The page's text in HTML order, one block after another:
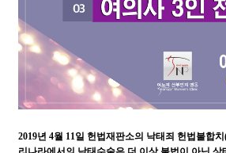
2019년 4월 11일 헌법재판소의 낙태죄 헌법불합